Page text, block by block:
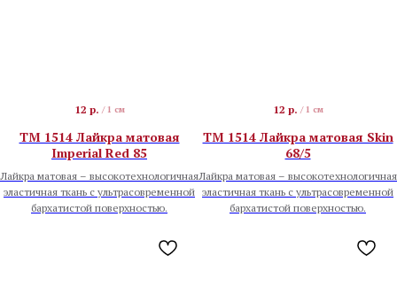
12 р. / 1 см
TM 1514 Лайкра матовая
Imperial Red 85
Лайкра матовая – высокотехнологичная
эластичная ткань с ультрасовременной
бархатистой поверхностью.
12 р. / 1 см
TM 1514 Лайкра матовая Skin
68/5
Лайкра матовая – высокотехнологичная
эластичная ткань с ультрасовременной
бархатистой поверхностью.